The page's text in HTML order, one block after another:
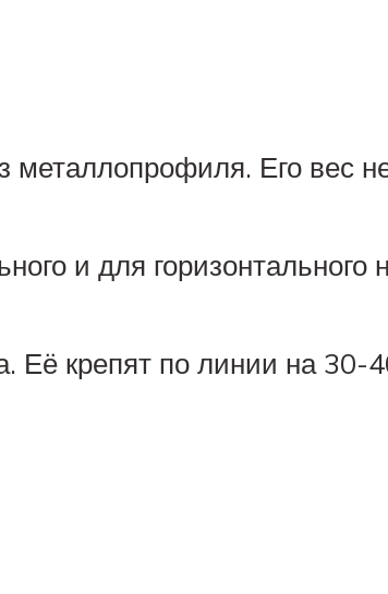
металлопрофиля. Его вес
и для горизонтального
Её крепят по линии на 30-